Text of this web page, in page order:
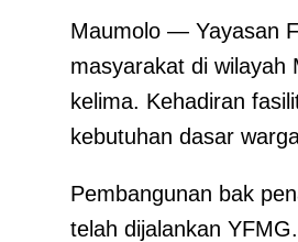
Maumolo — Yayasan
masyarakat di wilayah
kelima. Kehadiran
kebutuhan dasar
Pembangunan bak
telah dijalankan